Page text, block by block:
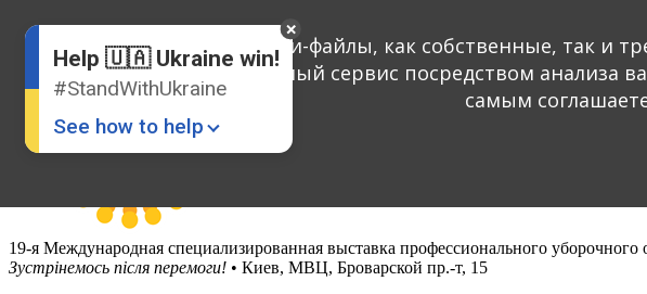
Ukrainian
19-я Международная специализированная выставка профессионального
Зустрінемось після перемоги! • Киев, МВЦ, Броварской пр.-т, 15
Help 🇺🇦 Ukraine win!
#StandWithUkraine
See how to help
Мы применяем куки-файлы, как собственные, так и
улучшать предлагаемый сервис посредством анализа
самым